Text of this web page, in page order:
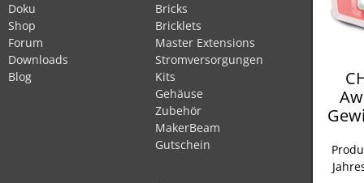
Doku
Shop
Forum
Downloads
Blog
Bricks
Bricklets
Master Extensions
Stromversorgungen
Kits
Gehäuse
Zubehör
MakerBeam
Gutschein